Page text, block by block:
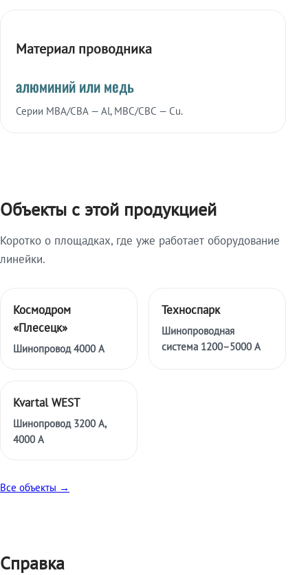
Материал проводника
алюминий или медь
Серии МВА/СВА — Al, МВС/СВС — Cu.
Объекты с этой продукцией
Коротко о площадках, где уже работает оборудование
линейки.
Космодром
«Плесецк»
Шинопровод 4000 А
Техноспарк
Шинопроводная
система 1200–5000 А
Kvartal WEST
Шинопровод 3200 А,
4000 А
Все объекты →
Справка